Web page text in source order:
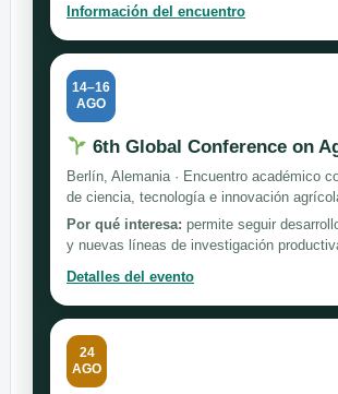
Información del encuentro
14–16
AGO
6th Global Conference on
Berlín, Alemania · Encuentro académico
de ciencia, tecnología e innovación
Por qué interesa: permite seguir
y nuevas líneas de investigación
Detalles del evento
24
AGO